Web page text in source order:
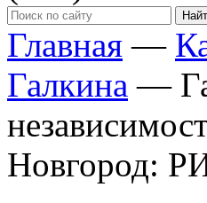
Главная —
Галкина —
Новгород: